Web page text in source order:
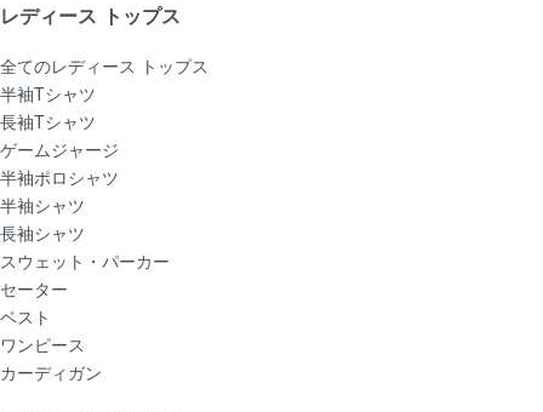
レディース トップス
全てのレディース トップス
半袖Tシャツ
長袖Tシャツ
ゲームジャージ
半袖ポロシャツ
半袖シャツ
長袖シャツ
スウェット・パーカー
セーター
ベスト
ワンピース
カーディガン